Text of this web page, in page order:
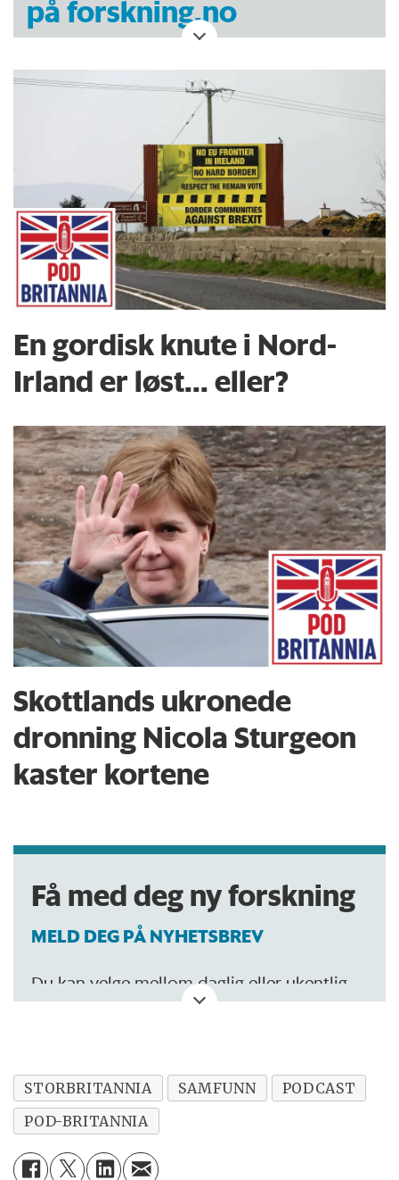
Bratberg. I podcastene tar vi opp et bredt
og kultur til historiske hendelser og
portretter. Du finner podcasten på
Itunes
- samt på vårt nettsted. Alle
episoder ligger også ute påAcast
på forskning.no
En gordisk knute i Nord-
Irland er løst... eller?
Skottlands ukronede
dronning Nicola Sturgeon
kaster kortene
Få med deg ny forskning
MELD DEG PÅ NYHETSBREV
Du kan velge mellom daglig eller ukentlig
STORBRITANNIA SAMFUNN
PODCAST
POD-BRITANNIA